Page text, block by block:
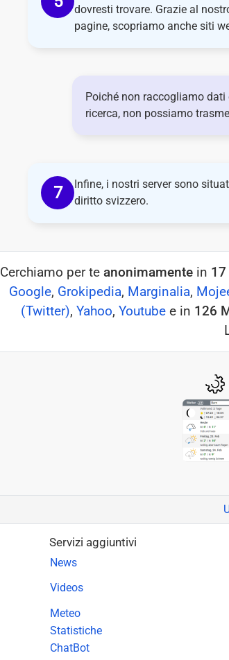
dovresti trovare. Grazie al
pagine, scopriamo anche siti
Poiché non raccogliamo
ricerca, non possiamo
Infine, i nostri server sono
diritto svizzero.
Cerchiamo per te anonimamente in 17
Google, Grokipedia, Marginalia,
(Twitter), Yahoo, Youtube e in 126
Servizi aggiuntivi
News
Videos
Meteo
Statistiche
ChatBot